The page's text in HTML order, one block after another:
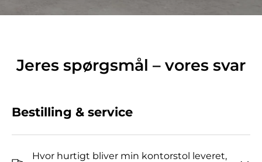
Jeres spørgsmål – vores svar
Bestilling & service
Hvor hurtigt bliver min kontorstol leveret,